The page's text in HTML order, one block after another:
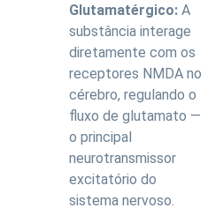
Glutamatérgico: A
substância interage
diretamente com os
receptores NMDA no
cérebro, regulando o
fluxo de glutamato —
o principal
neurotransmissor
excitatório do
sistema nervoso.